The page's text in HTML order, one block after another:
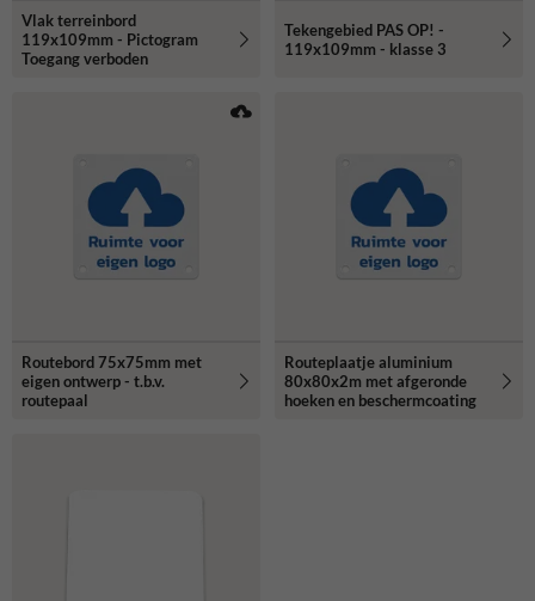
Vlak terreinbord
119x109mm - Pictogram
Toegang verboden
Tekengebied PAS OP! -
119x109mm - klasse 3
Routebord 75x75mm met
eigen ontwerp - t.b.v.
routepaal
Routeplaatje aluminium
80x80x2m met afgeronde
hoeken en beschermcoating